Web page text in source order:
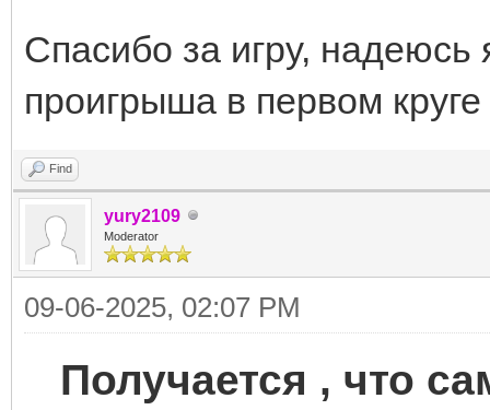
Спасибо за игру, надеюсь
проигрыша в первом
Find
yury2109
Moderator
09-06-2025, 02:07 PM
Получается , что